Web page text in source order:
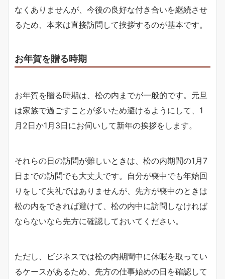
なくありませんが、今後の良好な付き合いを継続させ
るため、本来は直接訪問して挨拶するのが基本です。
お年賀を贈る時期
お年賀を贈る時期は、松の内までが一般的です。元旦
は家族で過ごすことが多いため避けるようにして、1
月2日か1月3日にお伺いして新年の挨拶をします。
それらの日の訪問が難しいときは、松の内期間の1月7
日までの訪問でも大丈夫です。自分が喪中でも年始回
りをして失礼ではありませんが、先方が喪中のときは
松の内をできれば避けて、松の内中に訪問しなければ
ならないなら先方に確認しておいてください。
ただし、ビジネスでは松の内期間中に休暇を取ってい
るケースがあるため、先方の仕事始めの日を確認して